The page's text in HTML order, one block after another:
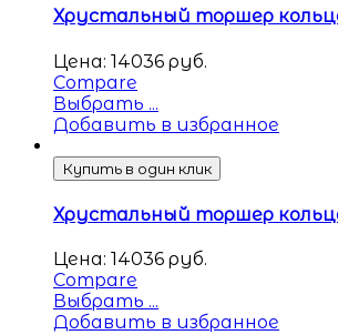
Хрустальный торшер
Цена: 14036 руб.
Compare
Выбрать ...
Добавить в избранное
Купить в один клик
Хрустальный торшер
Цена: 14036 руб.
Compare
Выбрать ...
Добавить в избранное